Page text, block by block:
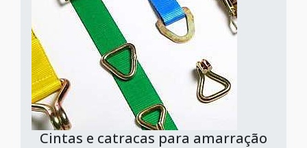
Cintas e catracas para amarração